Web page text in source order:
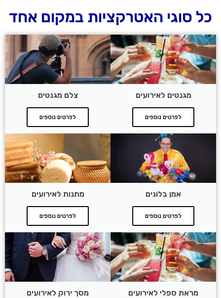
כל סוגי האטרקציות במקום אחד
מגנטים לאירועים
לפרטים נוספים
צלם מגנטים
לפרטים נוספים
אמן בלונים
לפרטים נוספים
מתנות לאירועים
לפרטים נוספים
מראת ספלי לאירועים מסך ירוק לאירועים